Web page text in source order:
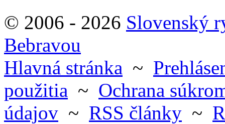
© 2006 - 2026 Slovenský
Bebravou
Hlavná stránka ~
použitia ~ Ochrana
údajov ~ RSS články ~